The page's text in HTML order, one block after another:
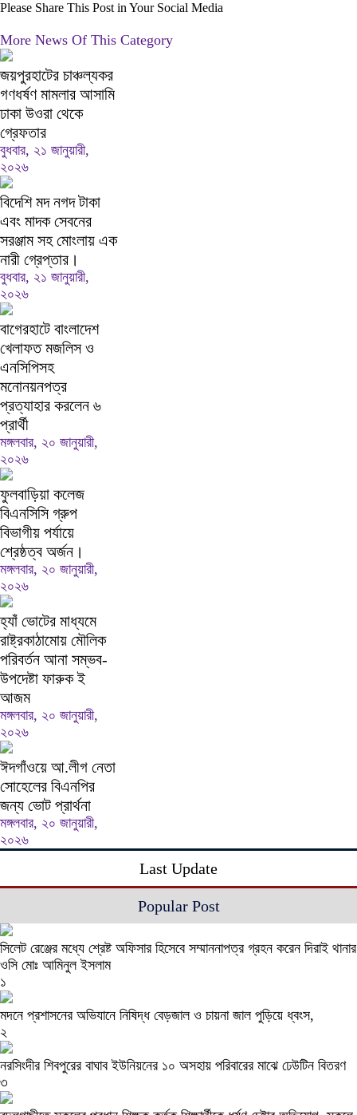
Please Share This Post in Your Social Media
More News Of This Category
জয়পুরহাটের চাঞ্চল্যকর
গণধর্ষণ মামলার আসামি
ঢাকা উওরা থেকে
গ্রেফতার
বুধবার, ২১ জানুয়ারী,
২০২৬
বিদেশি মদ নগদ টাকা
এবং মাদক সেবনের
সরঞ্জাম সহ মোংলায় এক
নারী গ্রেপ্তার।
বুধবার, ২১ জানুয়ারী,
২০২৬
বাগেরহাটে বাংলাদেশ
খেলাফত মজলিস ও
এনসিপিসহ
মনোনয়নপত্র
প্রত্যাহার করলেন ৬
প্রার্থী
মঙ্গলবার, ২০ জানুয়ারী,
২০২৬
ফুলবাড়িয়া কলেজ
বিএনসিসি গ্রুপ
বিভাগীয় পর্যায়ে
শ্রেষ্ঠত্ব অর্জন।
মঙ্গলবার, ২০ জানুয়ারী,
২০২৬
হ্যাঁ ভোটের মাধ্যমে
রাষ্ট্রকাঠামোয় মৌলিক
পরিবর্তন আনা সম্ভব-
উপদেষ্টা ফারুক ই
আজম
মঙ্গলবার, ২০ জানুয়ারী,
২০২৬
ঈদগাঁওয়ে আ.লীগ নেতা
সোহেলের বিএনপির
জন্য ভোট প্রার্থনা
মঙ্গলবার, ২০ জানুয়ারী,
২০২৬
Last Update
Popular Post
সিলেট রেঞ্জের মধ্যে শ্রেষ্ট অফিসার হিসেবে সম্মাননাপত্র গ্রহন করেন দিরাই থানার
ওসি মোঃ আমিনুল ইসলাম
১
মদনে প্রশাসনের অভিযানে নিষিদ্ধ বেড়জাল ও চায়না জাল পুড়িয়ে ধ্বংস,
২
নরসিংদীর শিবপুরের বাঘাব ইউনিয়নের ১০ অসহায় পরিবারের মাঝে ঢেউটিন বিতরণ
৩